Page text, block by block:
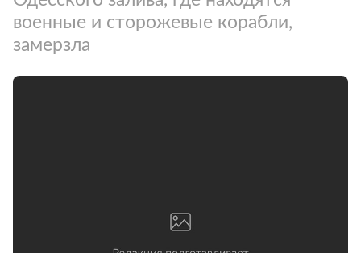
военные и сторожевые корабли,
замерзла